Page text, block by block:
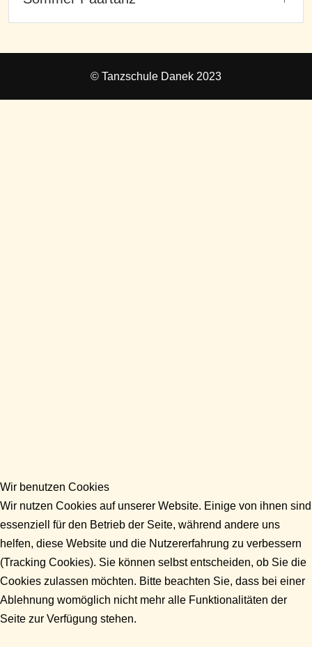
© Tanzschule Danek 2023
Wir benutzen Cookies
Wir nutzen Cookies auf unserer Website. Einige von ihnen sind
essenziell für den Betrieb der Seite, während andere uns
helfen, diese Website und die Nutzererfahrung zu verbessern
(Tracking Cookies). Sie können selbst entscheiden, ob Sie die
Cookies zulassen möchten. Bitte beachten Sie, dass bei einer
Ablehnung womöglich nicht mehr alle Funktionalitäten der
Seite zur Verfügung stehen.